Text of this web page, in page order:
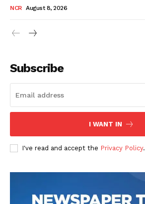
NCR August 8, 2026
Subscribe
I WANT IN
I've read and accept the Privacy Policy.